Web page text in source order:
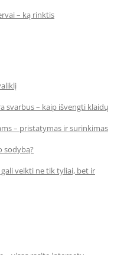
– ką rinktis
svarbus – kaip išvengti klaidų
– pristatymas ir surinkimas
sodybą?
veikti ne tik tyliai, bet ir